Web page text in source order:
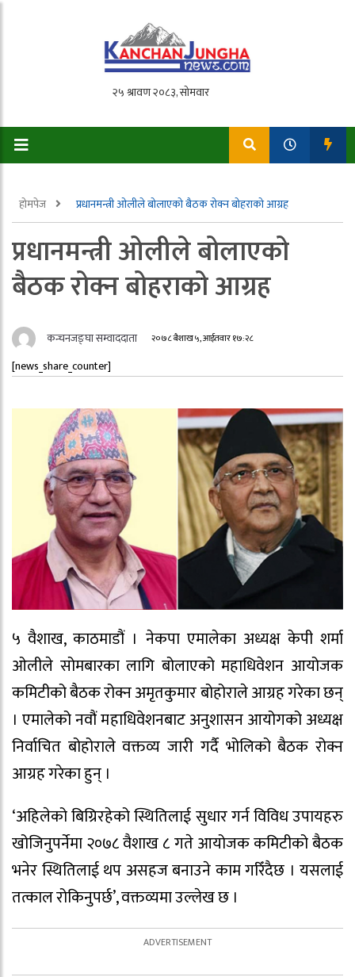
होमपेज प्रधानमन्त्री ओलीले बोलाएको बैठक रोक्न बोहराको आग्रह
प्रधानमन्त्री ओलीले बोलाएको
बैठक रोक्न बोहराको आग्रह
कन्चनजङ्घा सम्वाददाता २०७८ बैशाख ५, आईतवार १७:२८
[news_share_counter]
५ वैशाख, काठमाडौं । नेकपा एमालेका अध्यक्ष केपी शर्मा
ओलीले सोमबारका लागि बोलाएको महाधिवेशन आयोजक
कमिटीको बैठक रोक्न अमृतकुमार बोहोराले आग्रह गरेका छन्
। एमालेको नवौं महाधिवेशनबाट अनुशासन आयोगको अध्यक्ष
निर्वाचित बोहोराले वक्तव्य जारी गर्दै भोलिको बैठक रोक्न
आग्रह गरेका हुन् ।
‘अहिलेको बिग्रिरहेको स्थितिलाई सुधार गर्न विविध उपायहरु
खोजिनुपर्नेमा २०७८ वैशाख ८ गते आयोजक कमिटीको बैठक
भनेर स्थितिलाई थप असहज बनाउने काम गरिँदैछ । यसलाई
तत्काल रोकिनुपर्छ’, वक्तव्यमा उल्लेख छ ।